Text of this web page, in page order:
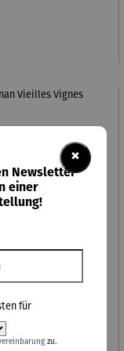
×
Newsletter
einer
für
zu.